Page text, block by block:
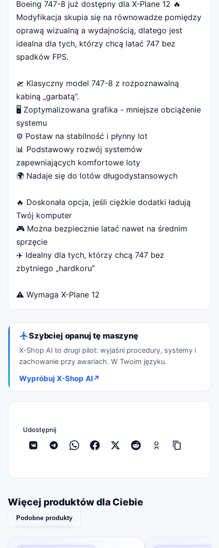
Boeing 747-8 już dostępny dla X-Plane 12 🔥
Modyfikacja skupia się na równowadze pomiędzy
oprawą wizualną a wydajnością, dlatego jest
idealna dla tych, którzy chcą latać 747 bez
spadków FPS.
🛫 Klasyczny model 747-8 z rozpoznawalną
kabiną „garbatą”.
🖥 Zoptymalizowana grafika - mniejsze obciążenie
systemu
⚙️ Postaw na stabilność i płynny lot
📊 Podstawowy rozwój systemów
zapewniających komfortowe loty
🌍 Nadaje się do lotów długodystansowych
🔥 Doskonała opcja, jeśli ciężkie dodatki ładują
Twój komputer
🎮 Można bezpiecznie latać nawet na średnim
sprzęcie
✈️ Idealny dla tych, którzy chcą 747 bez
zbytniego „hardkoru”
⚠️ Wymaga X-Plane 12
Szybciej opanuj tę maszynę
X-Shop AI to drugi pilot: wyjaśni procedury, systemy i
zachowanie przy awariach. W Twoim języku.
Wypróbuj X-Shop AI↗
Udostępnij
Więcej produktów dla Ciebie
Podobne produkty